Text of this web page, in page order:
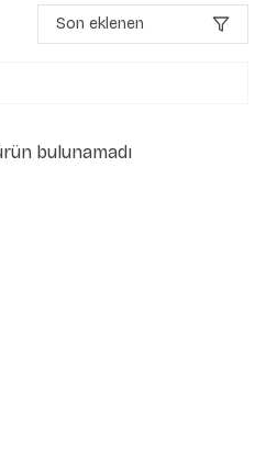
Son eklenen
bulunamadı